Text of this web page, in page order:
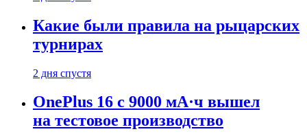
Какие были правила на рыцарских
турнирах
2 дня спустя
OnePlus 16 с 9000 мА·ч вышел
на тестовое производство